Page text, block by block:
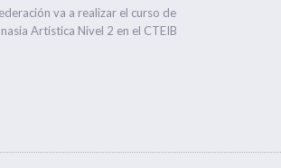
va a realizar el curso de
Artística Nivel 2 en el CTEIB